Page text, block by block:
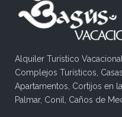
Alquiler Turístico
Complejos Turísticos,
Apartamentos, Cortijos en
Palmar, Conil, Caños de